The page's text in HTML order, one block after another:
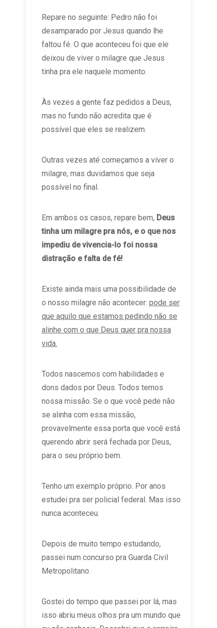
Repare no seguinte: Pedro não foi
desamparado por Jesus quando lhe
faltou fé. O que aconteceu foi que ele
deixou de viver o milagre que Jesus
tinha pra ele naquele momento.
Às vezes a gente faz pedidos a Deus,
mas no fundo não acredita que é
possível que eles se realizem.
Outras vezes até começamos a viver o
milagre, mas duvidamos que seja
possível no final.
Em ambos os casos, repare bem, Deus
tinha um milagre pra nós, e o que nos
impediu de vivencia-lo foi nossa
distração e falta de fé!
Existe ainda mais uma possibilidade de
o nosso milagre não acontecer: pode ser
que aquilo que estamos pedindo não se
alinhe com o que Deus quer pra nossa
vida.
Todos nascemos com habilidades e
dons dados por Deus. Todos temos
nossa missão. Se o que você pede não
se alinha com essa missão,
provavelmente essa porta que você está
querendo abrir será fechada por Deus,
para o seu próprio bem.
Tenho um exemplo próprio. Por anos
estudei pra ser policial federal. Mas isso
nunca aconteceu.
Depois de muito tempo estudando,
passei num concurso pra Guarda Civil
Metropolitano.
Gostei do tempo que passei por lá, mas
isso abriu meus olhos pra um mundo que